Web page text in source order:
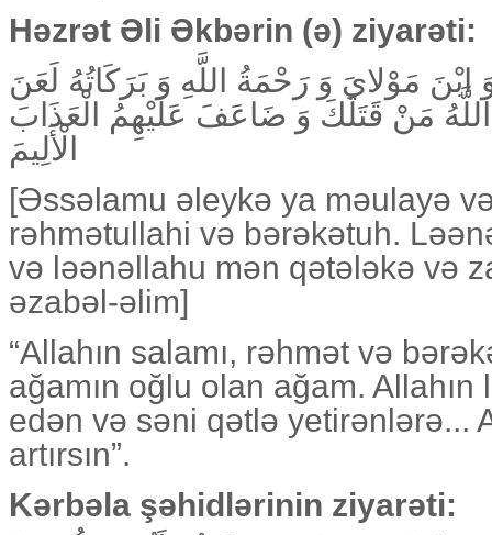
Həzrət Əli Əkbərin (ə) ziyarəti:
ابْنَ مَوْلايَ وَ رَحْمَةُ اللَّهِ وَ بَرَكَاتُهُ لَعَنَ
مَنْ قَتَلَكَ وَ ضَاعَفَ عَلَيْهِمُ الْعَذَابَ
الْأَلِيمَ
[Əssəlamu əleykə ya məulayə
rəhmətullahi və bərəkətuh.
və ləənəllahu mən qətələkə və
əzabəl-əlim]
“Allahın salamı, rəhmət və
ağamın oğlu olan ağam.
edən və səni qətlə yetirənlərə...
artırsın”.
Kərbəla şəhidlərinin ziyarəti: